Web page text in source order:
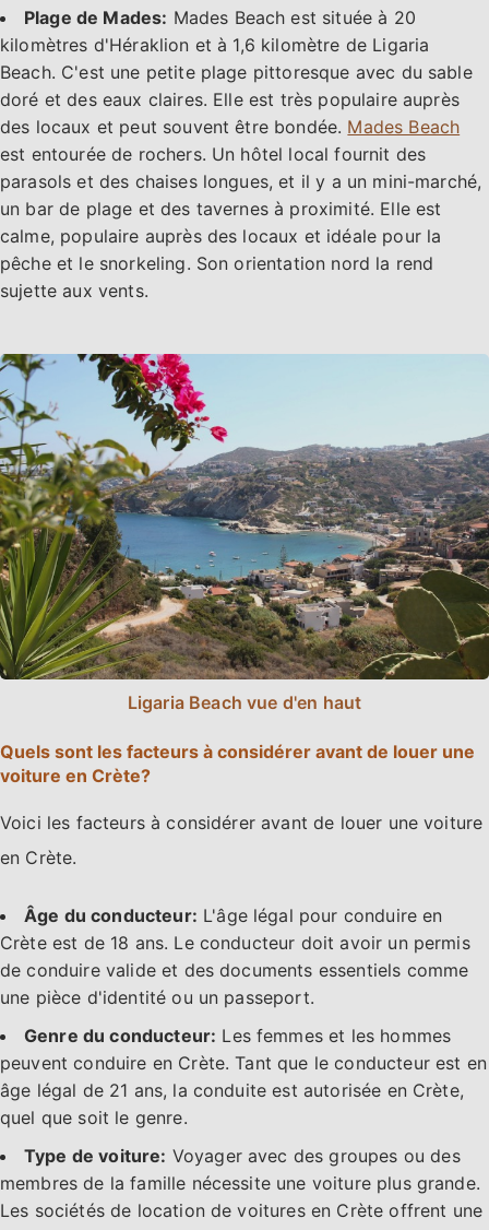
Plage de Mades: Mades Beach est située à 20
kilomètres d'Héraklion et à 1,6 kilomètre de Ligaria
Beach. C'est une petite plage pittoresque avec du sable
doré et des eaux claires. Elle est très populaire auprès
des locaux et peut souvent être bondée. Mades Beach
est entourée de rochers. Un hôtel local fournit des
parasols et des chaises longues, et il y a un mini-marché,
un bar de plage et des tavernes à proximité. Elle est
calme, populaire auprès des locaux et idéale pour la
pêche et le snorkeling. Son orientation nord la rend
sujette aux vents.
Ligaria Beach vue d'en haut
Quels sont les facteurs à considérer avant de louer une
voiture en Crète?
Voici les facteurs à considérer avant de louer une voiture
en Crète.
Âge du conducteur: L'âge légal pour conduire en
Crète est de 18 ans. Le conducteur doit avoir un permis
de conduire valide et des documents essentiels comme
une pièce d'identité ou un passeport.
Genre du conducteur: Les femmes et les hommes
peuvent conduire en Crète. Tant que le conducteur est en
âge légal de 21 ans, la conduite est autorisée en Crète,
quel que soit le genre.
Type de voiture: Voyager avec des groupes ou des
membres de la famille nécessite une voiture plus grande.
Les sociétés de location de voitures en Crète offrent une